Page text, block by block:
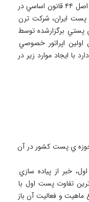
پستي در كشور شده است. در راستاي اجراي اصل ۴۴ قانون اساسي در
ايران، شركت ترن
پستي برگزارشده توسط
اولين اپراتور خصوصي
ايجاد موارد زير در
حوزه ي پست كشور در آن
خبر از پياده سازي
تفاوت پست اول با
و فعاليت آن باز